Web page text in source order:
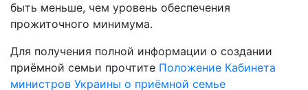
быть меньше, чем уровень обеспечения
прожиточного минимума.
Для получения полной информации о создании
приёмной семьи прочтите Положение Кабинета
министров Украины о приёмной семье